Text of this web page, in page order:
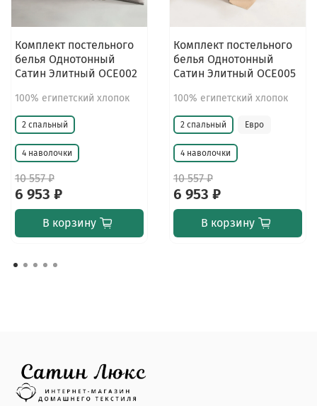
Комплект постельного
белья Однотонный
Сатин Элитный OCE002
100% египетский хлопок
2 спальный
4 наволочки
10 557 ₽
6 953 ₽
В корзину
Комплект постельного
белья Однотонный
Сатин Элитный OCE005
100% египетский хлопок
2 спальный Евро
4 наволочки
10 557 ₽
6 953 ₽
В корзину